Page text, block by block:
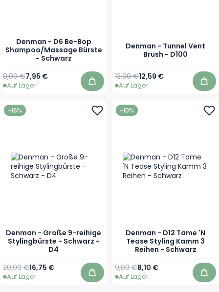
Denman - D6 Be-Bop
Shampoo/Massage Bürste
- Schwarz
Sonderpreis
7,95 €
Regulärer Preis
8,00 €
Auf Lager In den Warenkorb
Denman - Tunnel Vent
Brush - D100
Sonderpreis
12,59 €
Regulärer Preis
13,99 €
Auf Lager In
-16%
Denman - Große 9-reihige
Stylingbürste - Schwarz -
D4
Sonderpreis
16,75 €
Regulärer Preis
20,00 €
Auf Lager In den Warenkorb
-10%
Denman - D12 Tame 'N
Tease Styling Kamm 3
Reihen - Schwarz
Sonderpreis
8,10 €
Regulärer Preis
9,00 €
Auf Lager In